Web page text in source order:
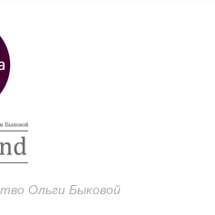
Ольги Быковой